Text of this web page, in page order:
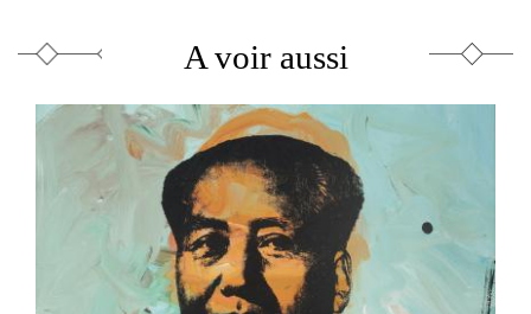
A voir aussi